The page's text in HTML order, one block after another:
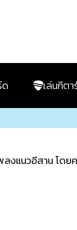
ด เล่นกีต
ลงแนวอีสาน โด